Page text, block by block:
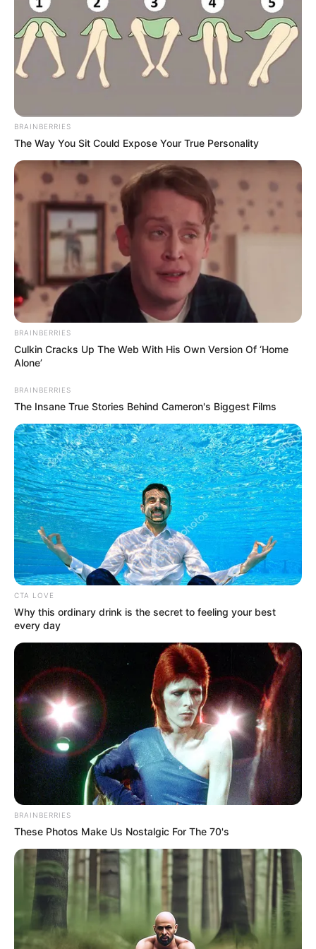
életét is fenyegetik.
A történet azzal kezdődött, hogy Vivien egy
videóban beszélt Ukrajna uniós csatlakozásáról,
Molnár Áron ebből paródiát készített, amit Bodnár
Zsigmond sérelmezett, és jogi lépéseket helyezett
kilátásba, mert szerinte a feleségét nőiességében
és anyaságában is megsértették.
Molnár Áron végül bocsánatot kért, de mint
kiderült, nem úgy, ahogyan a pár remélte:
„Bocsánatot kérek, mert azt mondtam, hogy nyitott
szájjal sétáltok bele a f*szerdőbe. Ez egy népi
mondás, helytelenül használtam.
A helyes használat nyitott szájjal futottatok vagy
nyitott szájjal szaladtatok bele ebbe a bizonyos
erdőbe. Ez így helyes. Bocsánat. A konklúzió a
kimondott szavainkért nemtől, családi háttértől
függetlenül felelősséget kell vállalnunk”– szögezte
le Molnár Áron a Facebookra feltöltött videójában.
A színész hozzátette, hogy sokféleképpen
kérhetünk bocsánatot, a lényeg, hogy szívből
jöjjön. „Nekem ez nem is tud máshonnan jönni” –
fogalmazta meg.
BRAINBERRIES
The Way You Sit Could Expose Your True Personality
BRAINBERRIES
Culkin Cracks Up The Web With His Own Version Of ‘Home
Alone’
BRAINBERRIES
The Insane True Stories Behind Cameron's Biggest Films
CTA LOVE
Why this ordinary drink is the secret to feeling your best
every day
BRAINBERRIES
These Photos Make Us Nostalgic For The 70's